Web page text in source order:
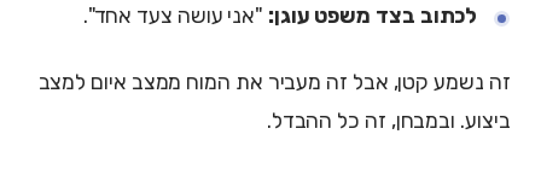
לכתוב בצד משפט עוגן: "אני עושה צעד אחד".
זה נשמע קטן, אבל זה מעביר את המוח ממצב איום למצב
ביצוע. ובמבחן, זה כל ההבדל.